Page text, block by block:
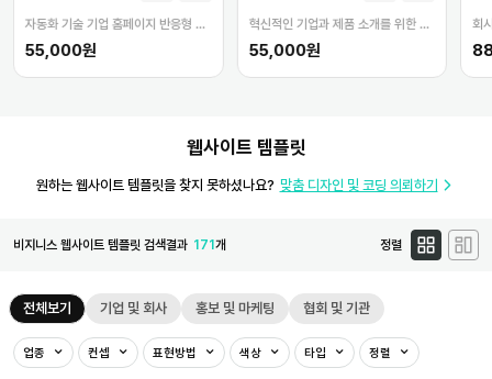
자동화 기술 기업 홈페이지 반응형 템플릿
55,000원
혁신적인 기업과 제품 소개를 위한 독특한 홈페이지 템플릿
55,000원
웹사이트 템플릿
원하는 웹사이트 템플릿을 찾지 못하셨나요? 맞춤 디자인 및 코딩 의뢰하기
비지니스 웹사이트 템플릿 검색결과 171 개 정렬
전체보기 기업 및 회사 홍보 및 마케팅 협회 및 기관
업종 컨셉 표현방법 색상 타입 정렬